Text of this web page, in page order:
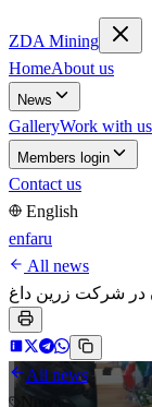
ZDA Mining
HomeAbout us
News
GalleryWork with us
Members login
Contact us
English
enfaru
All news
در شرکت زرین داغ
All news